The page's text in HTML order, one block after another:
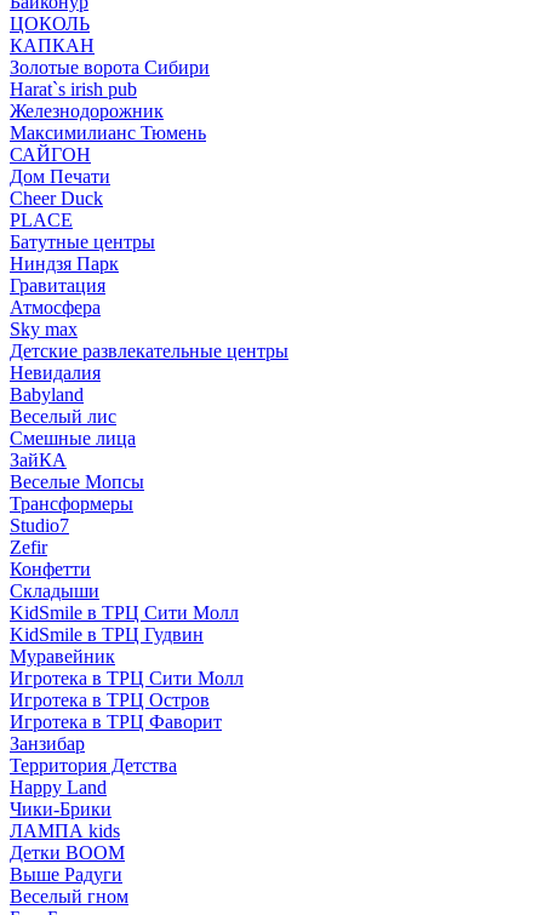
ЦОКОЛЬ
КАПКАН
Золотые ворота Сибири
Harat`s irish pub
Железнодорожник
Максимилианс Тюмень
САЙГОН
Дом Печати
Cheer Duck
PLACE
Батутные центры
Ниндзя Парк
Гравитация
Атмосфера
Sky max
Детские развлекательные центры
Невидалия
Babyland
Веселый лис
Смешные лица
ЗайКА
Веселые Мопсы
Трансформеры
Studio7
Zefir
Конфетти
Складыши
KidSmile в ТРЦ Сити Молл
KidSmile в ТРЦ Гудвин
Муравейник
Игротека в ТРЦ Сити Молл
Игротека в ТРЦ Остров
Игротека в ТРЦ Фаворит
Занзибар
Территория Детства
Happy Land
Чики-Брики
ЛАМПА kids
Детки BOOM
Выше Радуги
Веселый гном